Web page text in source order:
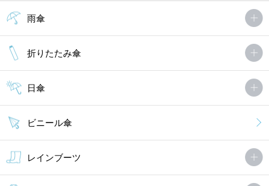
雨傘
折りたたみ傘
日傘
ビニール傘
レインブーツ